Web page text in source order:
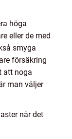
höga
eller de med
smyga
försäkring
att noga
man väljer
när det